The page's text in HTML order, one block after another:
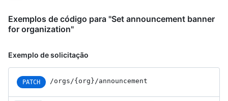
Exemplos de código para "Set announcement banner
for organization"
Exemplo de solicitação
PATCH /orgs/{org}/announcement